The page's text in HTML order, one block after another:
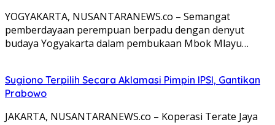
YOGYAKARTA, NUSANTARANEWS.co – Semangat
pemberdayaan perempuan berpadu dengan denyut
budaya Yogyakarta dalam pembukaan Mbok Mlayu…
Sugiono Terpilih Secara Aklamasi Pimpin IPSI, Gantikan
Prabowo
JAKARTA, NUSANTARANEWS.co – Koperasi Terate Jaya